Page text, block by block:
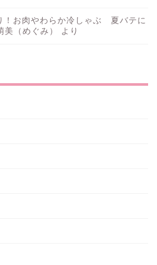
！お肉やわらか冷しゃぶ 夏バテに
（めぐみ） より